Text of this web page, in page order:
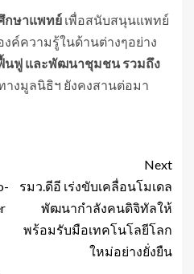
กษาแพทย์ เพื่อสนับสนุนแพทย์
ค์ความรู้ในด้านต่างๆอย่าง
นฟู และพัฒนาชุมชน รวมถึง
างมูลนิธิฯ ยังคงสานต่อมา
Next
รมว.ดีอี เร่งขับเคลื่อนโมเดล
พัฒนากำลังคนดิจิทัลให้
พร้อมรับมือเทคโนโลยีโลก
ใหม่อย่างยั่งยืน